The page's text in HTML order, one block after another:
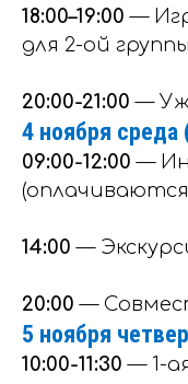
18:00–19:00 —
для 2-ой группы
20:00-21:00 —
4 ноября
09:00-12:00 —
14:00—
20:00—
5 ноября
10:00-11:30 — 1-